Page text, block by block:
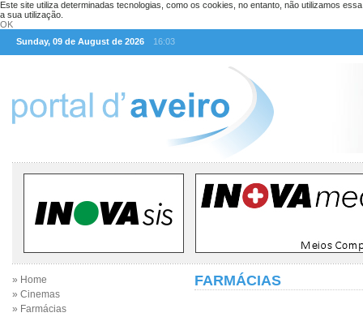
Este site utiliza determinadas tecnologias, como os cookies, no entanto, não utilizamos
a sua utilização.
OK
Sunday, 09 de August de 2026
16:03
» Home
» Cinemas
» Farmácias
FARMÁCIAS